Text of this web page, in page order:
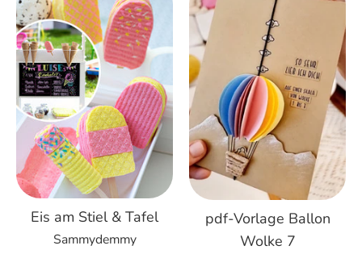
Eis am Stiel & Tafel
Sammydemmy
pdf-Vorlage Ballon
Wolke 7